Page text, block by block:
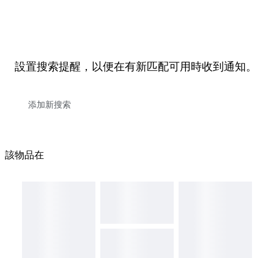
設置搜索提醒，以便在有新匹配可用時收到通知。
該物品在